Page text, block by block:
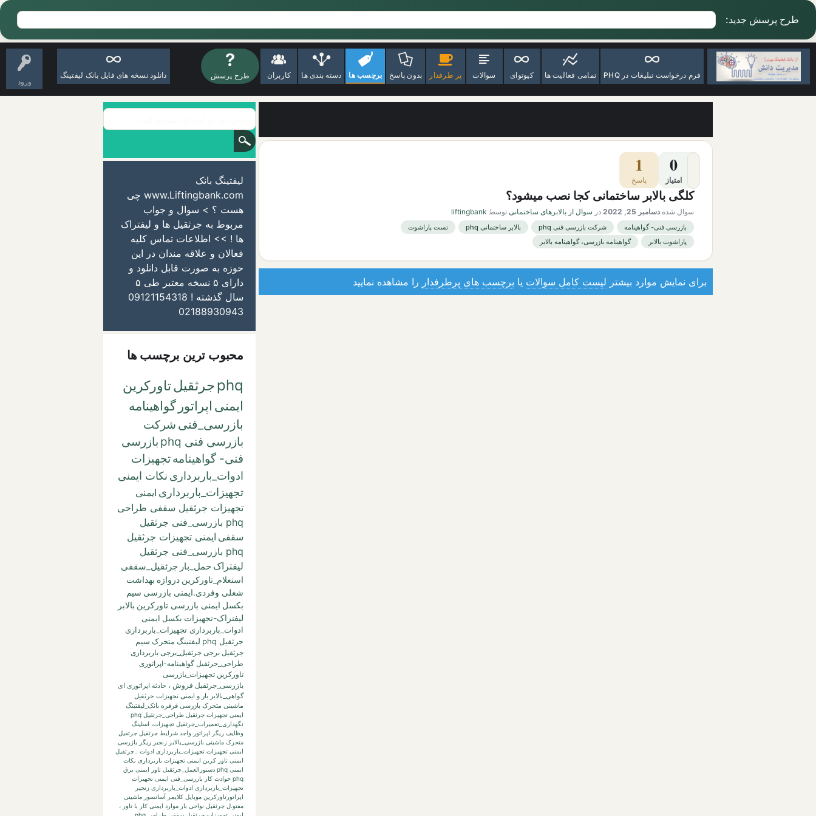
طرح پرسش جدید:
ورود
فرم درخواست تبلیغات در PHQ تمامی فعالیت ها کیوتوای سوالات پر طرفدار بدون پاسخ برچسب ها دسته بندی ها کاربران طرح پرسش دانلود نسخه های فایل بانک لیفتینگ
0
امتیاز
1
پاسخ
کلگی بالابر ساختمانی کجا نصب میشود؟
سوال شده دسامبر 25, 2022 در سوال از بالابرهای ساختمانی توسط liftingbank
بازرسی فنی- گواهینامه شرکت بازرسی فنی phq بالابر ساختمانی phq
تست پاراشوت
پاراشوت بالابر
گواهینامه بازرسی، گواهینامه بالابر
برای نمایش موارد بیشتر لیست کامل سوالات یا برچسب های پرطرفدار را مشاهده نمایید
لیفتینگ بانک
www.Liftingbank.com چی
هست ؟ > سوال و جواب
مربوط به جرثقیل ها و لیفتراک
ها ! >> اطلاعات تماس کلیه
فعالان و علاقه مندان در این
حوزه به صورت قابل دانلود و
دارای ۵ نسخه معتبر طی ۵
سال گذشته ! 09121154318
02188930943
محبوب ترین برچسب ها
phqجرثقیلتاورکرین
ایمنی اپراتور گواهینامه
بازرسی_فنی شرکت
بازرسی فنی phq
بازرسی
فنی- گواهینامهتجهیزات
ادوات_باربرداری نکات ایمنی
تجهیزات_باربرداری ایمنی
تجهیزات جرثقیل سقفی طراحی
phq بازرسی_فنی جرثقیل
سقفی ایمنی تجهیزات جرثقیل
phq بازرسی_فنی جرثقیل
لیفتراک حمل_بار جرثقیل_سقفی
استعلام_تاورکرین دروازه بهداشت
شغلی وفردی.ایمنی بازرسی سیم
بکسل ایمنی بازرسی تاورکرین بالابر
لیفتراک-تجهیزات بکسل ایمنی
ادوات_باربرداری تجهیزات_باربرداری
جرثقیل phq
لیفتینگ متحرک سیم
جرثقیل برجی جرثقیل_برجی باربرداری
طراحی_جرثقیل گواهینامه-اپراتوری
تاورکرین تجهیزات_بازرسی
بازرسی_جرثقیل فروش ، حادثه اپراتوری ای
گواهی_بالابر بار و ایمنی تجهیزات جرثقیل
ماشینی متحرک بازرسی قرقره بانک_لیفتینگ
ایمنی تجهیزات جرثقیل طراحی_جرثقیل phq
نگهداری_تعمیرات_جرثقیل تجهیزات، اسلینگ
وظایف ریگر اپراتور واجد شرایط جرثقیل جرثقیل
متحرک ماشینی بازرسی_بالابر زنجیر ریگر بازرسی
ایمنی تجهیزات تجهیزات_باربرداری ادوات ..جرثقیل
ایمنی تاور کرین ایمنی تجهیزات باربرداری نکات
ایمنی phq
دستورالعمل_جرثقیل تاور ایمنی برق
phq حوادث کار بازرسی_فنی
ایمنی تجهیزات
تجهیزات_باربرداری ادوات_باربرداری زنجیر
اپراتورتاورکرین موبایل کلایمر آسانسور ماشینی
مفتو.ل جرثقیل نواحی بار موارد ایمنی کار با تاور ،
ایمنی تجهیزات جرثقیل سقفی طراحی phq